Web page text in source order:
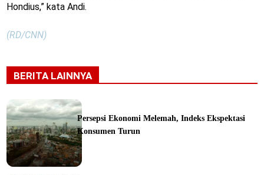
Hondius,” kata Andi.
(RD/CNN)
BERITA LAINNYA
Persepsi Ekonomi Melemah, Indeks Ekspektasi
Konsumen Turun